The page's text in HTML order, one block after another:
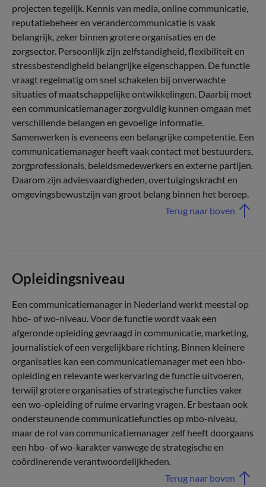
projecten tegelijk. Kennis van media, online communicatie,
reputatiebeheer en verandercommunicatie is vaak
belangrijk, zeker binnen grotere organisaties en de
zorgsector. Persoonlijk zijn zelfstandigheid, flexibiliteit en
stressbestendigheid belangrijke eigenschappen. De functie
vraagt regelmatig om snel schakelen bij onverwachte
situaties of maatschappelijke ontwikkelingen. Daarbij moet
een communicatiemanager zorgvuldig kunnen omgaan met
verschillende belangen en gevoelige informatie.
Samenwerken is eveneens een belangrijke competentie. Een
communicatiemanager heeft vaak contact met bestuurders,
zorgprofessionals, beleidsmedewerkers en externe partijen.
Daarom zijn adviesvaardigheden, overtuigingskracht en
omgevingsbewustzijn van groot belang binnen het beroep.
Terug naar boven
Opleidingsniveau
Een communicatiemanager in Nederland werkt meestal op
hbo- of wo-niveau. Voor de functie wordt vaak een
afgeronde opleiding gevraagd in communicatie, marketing,
journalistiek of een vergelijkbare richting. Binnen kleinere
organisaties kan een communicatiemanager met een hbo-
opleiding en relevante werkervaring de functie uitvoeren,
terwijl grotere organisaties of strategische functies vaker
een wo-opleiding of ruime ervaring vragen. Er bestaan ook
ondersteunende communicatie­functies op mbo-niveau,
maar de rol van communicatiemanager zelf heeft doorgaans
een hbo- of wo-karakter vanwege de strategische en
coördinerende verantwoordelijkheden.
Terug naar boven